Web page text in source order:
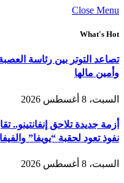
Close Menu
What's Hot
تصاعد التوتر بين رئاسة
وأمين مالها
السبت، 8 أغسطس 2026
أزمة جديدة تلاحق
نفوذ تعود لحقبة “يويفا”
السبت، 8 أغسطس 2026